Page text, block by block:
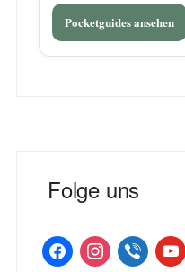
Pocketguides ansehen
Folge uns
facebookinstagramviber youtube